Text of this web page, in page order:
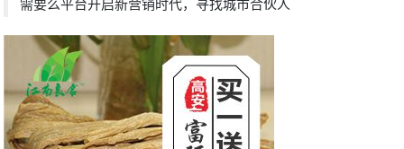
需要么平台开启新营销时代，寻找城市合伙人